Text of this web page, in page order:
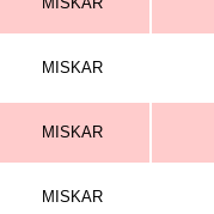
MISKAR
MISKAR
MISKAR